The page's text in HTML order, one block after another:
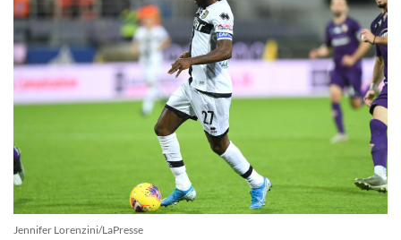
Jennifer Lorenzini/LaPresse